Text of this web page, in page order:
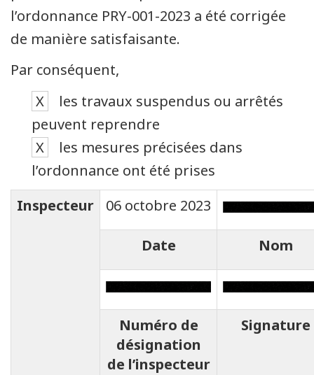
l’ordonnance PRY-001-2023 a été corrigée
de manière satisfaisante.
Par conséquent,
X
les travaux suspendus ou arrêtés
peuvent reprendre
X
les mesures précisées dans
l’ordonnance ont été prises
Inspecteur
06 octobre 2023
Date Nom
Numéro de
désignation
de l’inspecteur
Signature